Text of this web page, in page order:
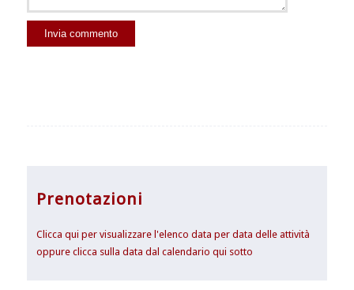
Prenotazioni
Clicca qui per visualizzare l'elenco data per data delle attività
oppure clicca sulla data dal calendario qui sotto